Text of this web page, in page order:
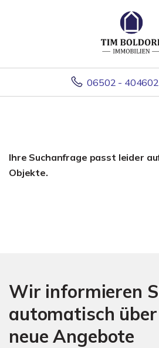
06502 -
Ihre Suchanfrage passt leider
Objekte.
Wir informieren
automatisch
neue Angebote